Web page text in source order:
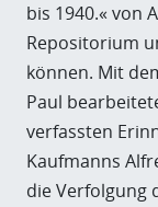
bis 1940.« von
Repositorium
können. Mit
Paul
verfassten
Kaufmanns
die Verfolgung